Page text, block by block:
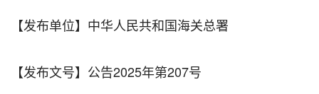
【发布单位】中华人民共和国海关总署
【发布文号】公告2025年第207号